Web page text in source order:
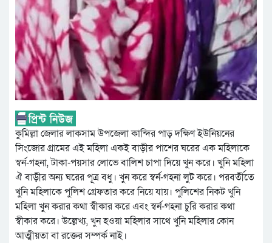
কুমিল্লা জেলার লাকসাম উপজেলা কান্দির পাড় দক্ষিণ ইউনিয়নের
সিংজোর গ্রামের এই মহিলা একই বাড়ীর পাশের ঘরের এক মহিলাকে
স্বর্ন-গহনা, টাকা-পয়সার লোভে বালিশ চাপা দিয়ে খুন করে। খুনি মহিলা
ঐ বাড়ীর অন্য ঘরের পূত্র বধু। খুন করে স্বর্ন-গহনা লুট করে। পরবর্তীতে
খুনি মহিলাকে পুলিশ গ্রেফতার করে নিয়ে যায়। পুলিশের নিকট খুনি
মহিলা খুন করার কথা স্বীকার করে এবং স্বর্ন-গহনা চুরি করার কথা
স্বীকার করে। উল্লেখ্য, খুন হওয়া মহিলার সাথে খুনি মহিলার কোন
আত্মীয়তা বা রক্তের সম্পর্ক নাই।